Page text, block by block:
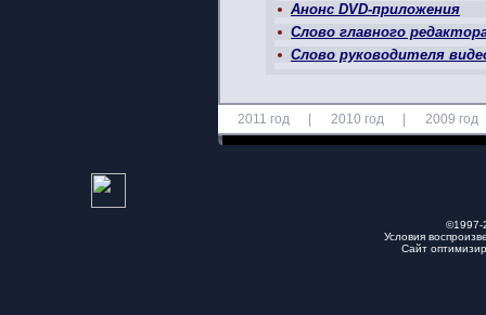
Анонс DVD-приложения
Слово главного
Слово руководителя
2011 год 2010 год 2009 год
Условия
Сайт